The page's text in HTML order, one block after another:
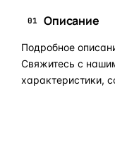
01 Описание
Подробное
Свяжитесь с
характеристики,